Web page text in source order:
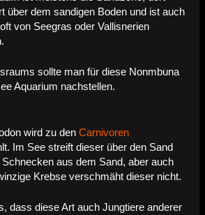
über dem sandigen Boden und ist auch
von Seegras oder Vallisnerien
sollte man für diese Nonmbuna
Aquarium nachstellen.
wird zu denCarnivoren
Im See streift dieser über den Sand
aus dem Sand, aber auch
Krebse verschmäht dieser nicht.
dass diese Art auch Jungtiere anderer